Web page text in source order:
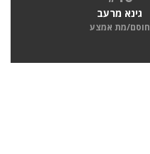
גינא מרעב
חוסם/מת אמצע